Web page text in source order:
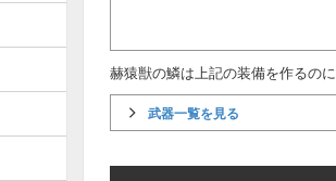
赫猿獣の鱗は上記の装備を作るの
武器一覧を見る